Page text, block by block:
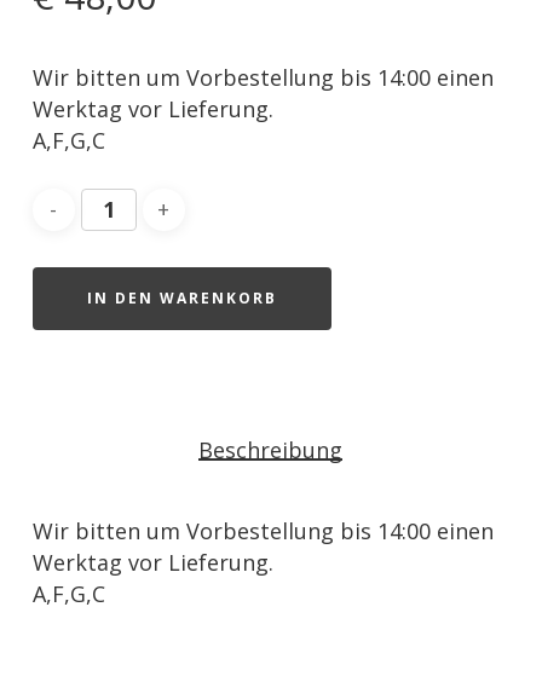
Wir bitten um Vorbestellung bis 14:00 einen
Werktag vor Lieferung.
A,F,G,C
IN DEN WARENKORB
Beschreibung
Wir bitten um Vorbestellung bis 14:00 einen
Werktag vor Lieferung.
A,F,G,C